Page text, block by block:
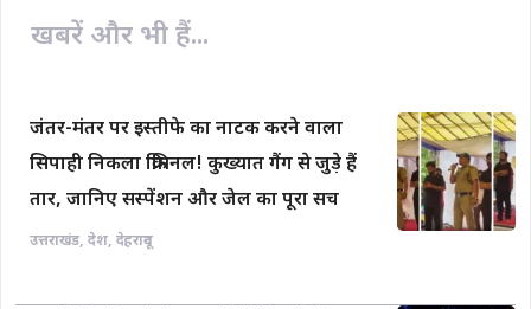
खबरें और भी हैं...
जंतर-मंतर पर इस्तीफे का नाटक करने वाला
सिपाही निकला क्रिमिनल! कुख्यात गैंग से जुड़े हैं
तार, जानिए सस्पेंशन और जेल का पूरा सच
उत्तराखंड, देश, देहरादून